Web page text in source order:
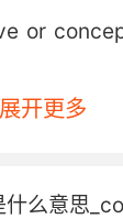
or
概念性的东
展开更多
么意思